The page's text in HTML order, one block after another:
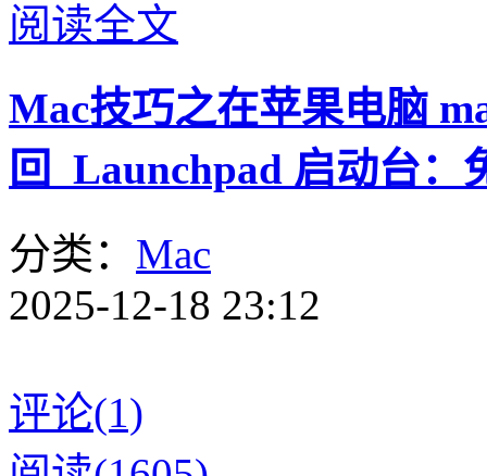
阅读全文
Mac技巧之在苹果电脑
回 Launchpad 启动台：
分类： Mac
2025-12-18 23:12
评论(1)